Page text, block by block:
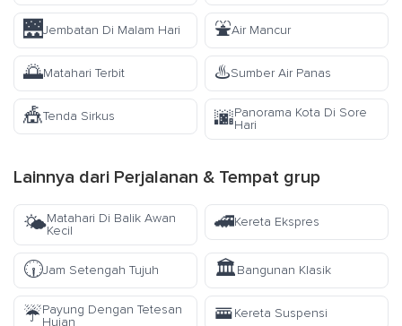
🌉Jembatan Di Malam Hari ⛲Air Mancur
🌅Matahari Terbit ♨️Sumber Air Panas
🎪Tenda Sirkus 🌆Panorama Kota Di Sore
Hari
Lainnya dari Perjalanan & Tempat grup
🌤️Matahari Di Balik Awan
Kecil
🚄Kereta Ekspres
🕡Jam Setengah Tujuh 🏛️Bangunan Klasik
☔Payung Dengan Tetesan
Hujan
🚟Kereta Suspensi